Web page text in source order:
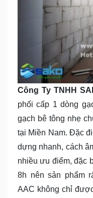
Công Ty TNHH
phối cấp 1 dòng
gạch bê tông nhẹ
tại Miền Nam. Đặc
dựng nhanh, cách
nhiều ưu điểm, đặc
8h nên sản phẩm
AAC không chỉ